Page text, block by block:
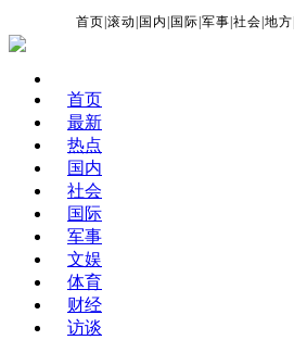
首页 |滚动 国内 国际 |军事 |社会 |地方
首页
最新
热点
国内
社会
国际
军事
文娱
体育
财经
访谈